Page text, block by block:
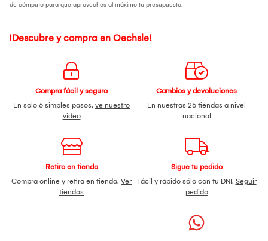
de cómputo para que aproveches al máximo tu presupuesto.
¡Descubre y compra en Oechsle!
Compra fácil y seguro
En solo 6 simples pasos, ve nuestro
video
Cambios y devoluciones
En nuestras 26 tiendas a nivel
nacional
Retiro en tienda
Compra online y retira en tienda. Ver
tiendas
Sigue tu pedido
Fácil y rápido sólo con tu DNI. Seguir
pedido